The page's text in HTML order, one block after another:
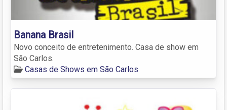
Banana Brasil
Novo conceito de entretenimento. Casa de show em
São Carlos.
Casas de Shows em São Carlos